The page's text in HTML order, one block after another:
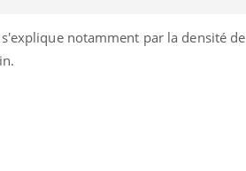
notamment par la densité de